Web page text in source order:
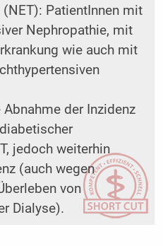
PatientInnen mit
Nephropathie, mit
wie auch mit
der Inzidenz
jedoch weiterhin
(auch wegen
von
Dialyse).